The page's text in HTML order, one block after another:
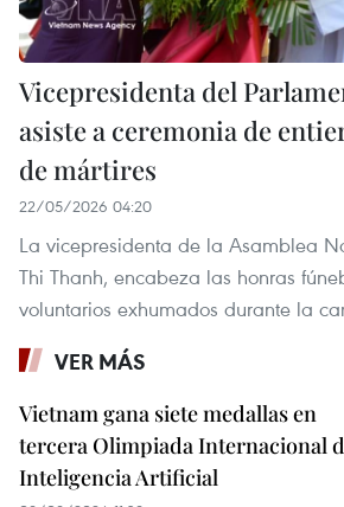
Vicepresidenta del
asiste a ceremonia de
de mártires
22/05/2026 04:20
La vicepresidenta de la Asamblea
Thi Thanh, encabeza las honras
voluntarios exhumados durante la
VER MÁS
Vietnam gana siete medallas en
tercera Olimpiada Internacional
Inteligencia Artificial